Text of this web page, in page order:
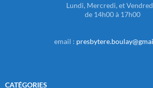
Lundi, Mercredi, et
de 14h00 à 17h00
email :
CATÉGORIES